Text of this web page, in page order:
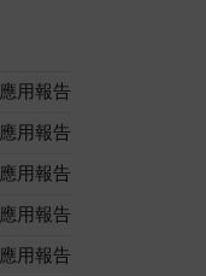
應用報告
應用報告
應用報告
應用報告
應用報告